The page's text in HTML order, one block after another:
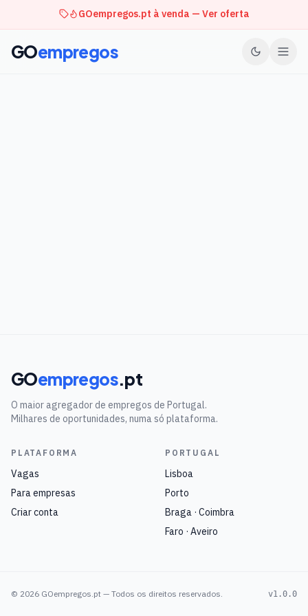
GOempregos.pt à venda — Ver oferta
GOempregos
GOempregos.pt
O maior agregador de empregos de Portugal.
Milhares de oportunidades, numa só plataforma.
PLATAFORMA
Vagas
Para empresas
Criar conta
PORTUGAL
Lisboa
Porto
Braga · Coimbra
Faro · Aveiro
© 2026 GOempregos.pt — Todos os direitos reservados. v1.0.0